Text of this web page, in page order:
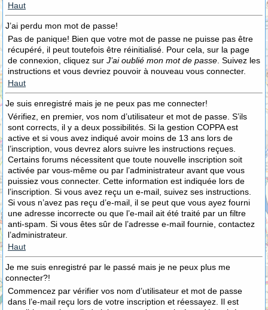
Haut
J’ai perdu mon mot de passe!
Pas de panique! Bien que votre mot de passe ne puisse pas être
récupéré, il peut toutefois être réinitialisé. Pour cela, sur la page
de connexion, cliquez sur J’ai oublié mon mot de passe . Suivez les
instructions et vous devriez pouvoir à nouveau vous connecter.
Haut
Je suis enregistré mais je ne peux pas me connecter!
Vérifiez, en premier, vos nom d’utilisateur et mot de passe. S’ils
sont corrects, il y a deux possibilités. Si la gestion COPPA est
active et si vous avez indiqué avoir moins de 13 ans lors de
l’inscription, vous devrez alors suivre les instructions reçues.
Certains forums nécessitent que toute nouvelle inscription soit
activée par vous-même ou par l’administrateur avant que vous
puissiez vous connecter. Cette information est indiquée lors de
l’inscription. Si vous avez reçu un e-mail, suivez ses instructions.
Si vous n’avez pas reçu d’e-mail, il se peut que vous ayez fourni
une adresse incorrecte ou que l’e-mail ait été traité par un filtre
anti-spam. Si vous êtes sûr de l’adresse e-mail fournie, contactez
l’administrateur.
Haut
Je me suis enregistré par le passé mais je ne peux plus me
connecter?!
Commencez par vérifier vos nom d’utilisateur et mot de passe
dans l’e-mail reçu lors de votre inscription et réessayez. Il est